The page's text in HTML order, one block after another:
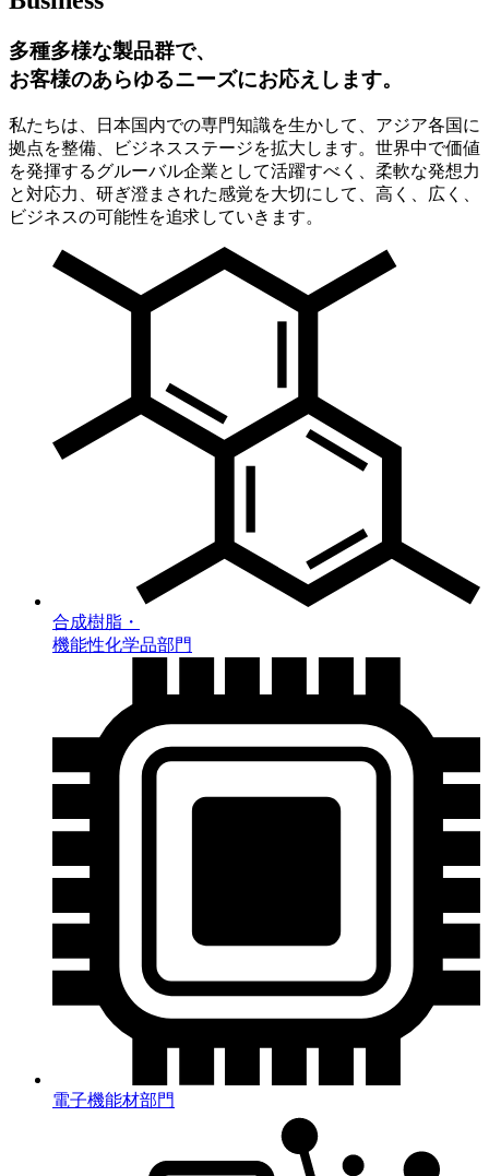
多種多様な製品群で、
お客様のあらゆるニーズにお応えします。
私たちは、日本国内での専門知識を生かして、アジア各国に
拠点を整備、ビジネスステージを拡大します。世界中で価値
を発揮するグルーバル企業として活躍すべく、柔軟な発想力
と対応力、研ぎ澄まされた感覚を大切にして、高く、広く、
ビジネスの可能性を追求していきます。
合成樹脂・
機能性化学品部門
電子機能材部門